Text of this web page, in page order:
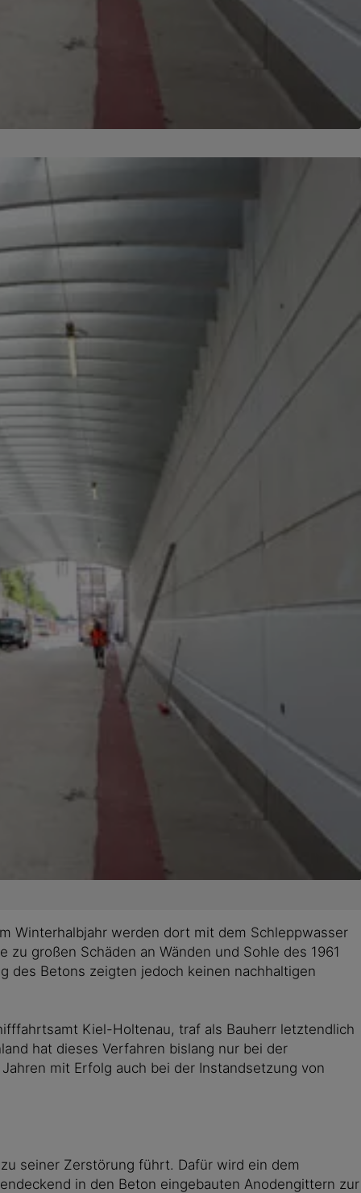
Winterhalbjahr werden dort mit dem Schleppwasser
großen Schäden an Wänden und Sohle des 1961
des Betons zeigten jedoch keinen nachhaltigen
Kiel-Holtenau, traf als Bauherr letztendlich
hat dieses Verfahren bislang nur bei der
mit Erfolg auch bei der Instandsetzung von
seiner Zerstörung führt. Dafür wird ein dem
in den Beton eingebauten Anodengittern zur